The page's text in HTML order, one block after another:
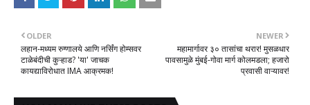
NEWER
महामार्गावर ३० तासांचा थरार! मुसळधार
पावसामुळे मुंबई-गोवा मार्ग कोलमडला; हजारो
प्रवासी वाऱ्यावर!
OLDER
लहान-मध्यम रुग्णालये आणि नर्सिंग होम्सवर
टाळेबंदीची कुऱ्हाड? 'या' जाचक
कायद्याविरोधात IMA आक्रमक!